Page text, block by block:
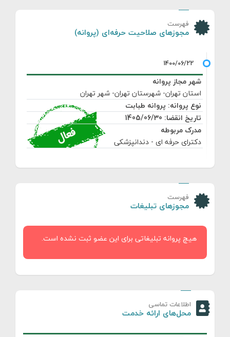
فهرست
مجوزهای صلاحیت حرفه‌ای (پروانه)
شهر مجاز پروانه
استان تهران- شهرستان تهران- شهر تهران
نوع پروانه: پروانه طبابت
تاریخ انقضا: 1405/06/30
مدرک مربوطه
دکترای حرفه ای - دندانپزشکی
فهرست
مجوزهای تبلیغات
هیچ پروانه تبلیغاتی برای این عضو ثبت نشده است.
اطلاعات تماسی
محل‌های ارائه خدمت